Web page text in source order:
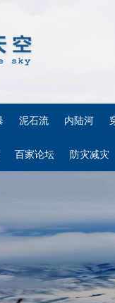
泥石流 内陆河
百家论坛 防灾减灾